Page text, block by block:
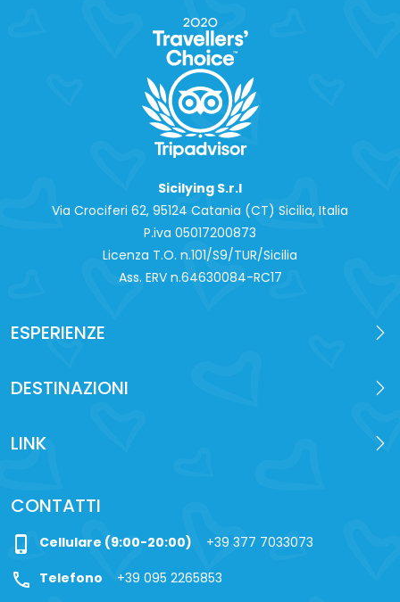
Sicilying S.r.l
Via Crociferi 62, 95124 Catania (CT) Sicilia, Italia
P.iva 0‍5017200873
Licenza T.O. n.101/S9/TUR/Sicilia
Ass. ERV n.64630084-RC17
ESPERIENZE
DESTINAZIONI
LINK
CONTATTI
phone_iphone Cellulare (9:00-20:00) +39 377 7033073
call Telefono +39 095 2265853